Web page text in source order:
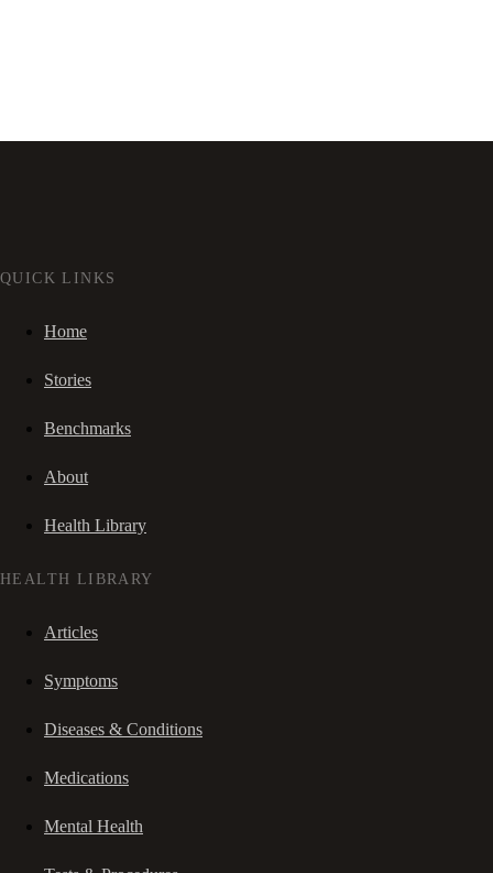
QUICK LINKS
Home
Stories
Benchmarks
About
Health Library
HEALTH LIBRARY
Articles
Symptoms
Diseases & Conditions
Medications
Mental Health